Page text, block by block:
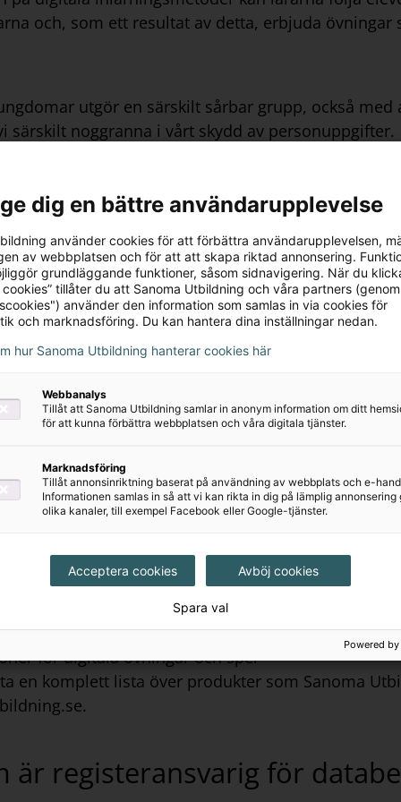
och, som ett resultat av detta, erbjuda
utgör en särskilt sårbar grupp, också
särskilt noggranna i vårt skydd av personuppgifter.
är starkt engagerade i att skydda
och tjänster i enlighet med Dataskyddsförordningen
bestämmelser till EU:s dataskyddsförordning
täcker denna sekretesspolicy?
täcker
inlärningsprodukter som
av arbetsgivare till sin personal.
direkt av kunder.
Utbildnings webbplats på www.sanomautbildning.se
av digitala inlärningsprodukter ingår följande
och registreringssystem;
för digitala övningar och spel
en komplett lista över produkter som Sanoma
är registeransvarig för
dig en bättre användarupplevelse
använder cookies för att förbättra användarupplevelsen,
av webbplatsen och för att att skapa riktad annonsering.
grundläggande funktioner, såsom sidnavigering. När du
cookies” tillåter du att Sanoma Utbildning och våra partners
använder den information som samlas in via cookies för
och marknadsföring. Du kan hantera dina inställningar nedan.
hur Sanoma Utbildning hanterar cookies här
Webbanalys
Tillåt att Sanoma Utbildning samlar in anonym information om ditt
för att kunna förbättra webbplatsen och våra digitala tjänster.
Marknadsföring
Tillåt annonsinriktning baserat på användning av webbplats och e-
Informationen samlas in så att vi kan rikta in dig på lämplig annonsering
olika kanaler, till exempel Facebook eller Google-tjänster.
Acceptera cookies Avböj cookies
Spara val
Powered by